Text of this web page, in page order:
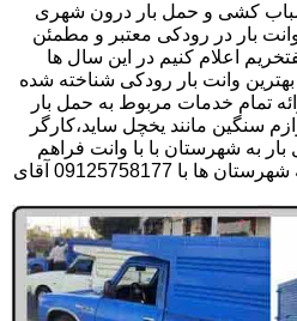
کشی و حمل بار درون شهری
بار در رودکی معتبر و مطمئن
اعلام کنیم در این سال ها
وانت بار رودکی شناخته شده
تمام خدمات مربوط به حمل بار
سنگین مانند یخچل ساید،کارگر
به شهرستان با با وانت فراهم
شده است برای بار از تهران به شهرستان ها با 09125758177 آقای